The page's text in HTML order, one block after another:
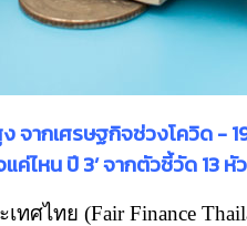
จากเศรษฐกิจช่วงโควิด -
ค่ไหน ปี 3’ จากตัวชี้วัด 13 หั
ทย (Fair Finance